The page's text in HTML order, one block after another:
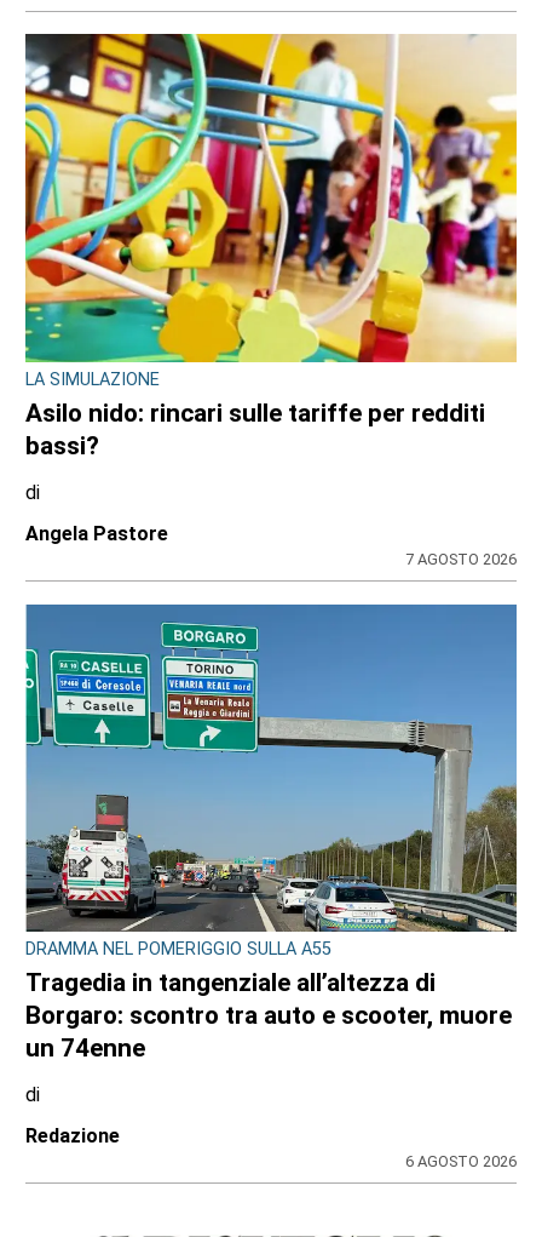
LA SIMULAZIONE
Asilo nido: rincari sulle tariffe per redditi
bassi?
di
Angela Pastore
7 AGOSTO 2026
DRAMMA NEL POMERIGGIO SULLA A55
Tragedia in tangenziale all’altezza di
Borgaro: scontro tra auto e scooter, muore
un 74enne
di
Redazione
6 AGOSTO 2026